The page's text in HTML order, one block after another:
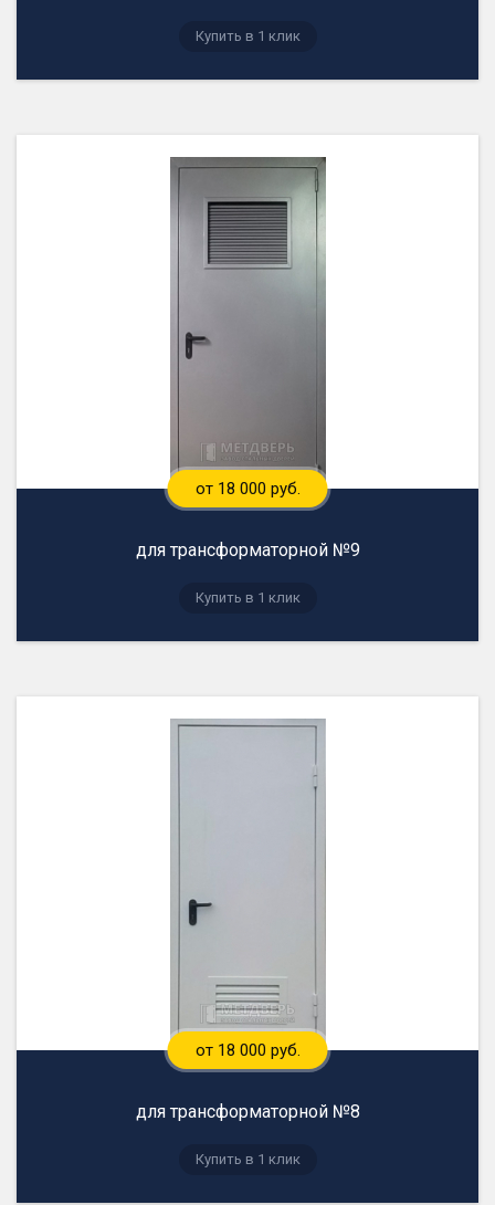
Купить в 1 клик
от 18 000 руб.
для трансформаторной №9
Купить в 1 клик
от 18 000 руб.
для трансформаторной №8
Купить в 1 клик